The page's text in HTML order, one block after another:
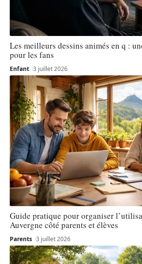
Les meilleurs dessins animés en q :
pour les fans
Enfant 3 juillet 2026
Guide pratique pour organiser
Auvergne côté parents et élèves
Parents 3 juillet 2026